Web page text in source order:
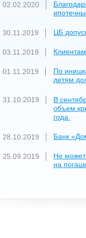
02.02.2020
30.11.2019 ЦБ
03.11.2019
01.11.2019
По
детям
31.10.2019
В
объем
года.
28.10.2019 Банк
25.09.2019
Не
на